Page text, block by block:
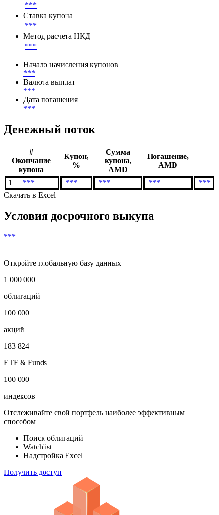
***
Ставка купона
***
Метод расчета НКД
***
Начало начисления купонов
***
Валюта выплат
***
Дата погашения
***
Денежный поток
#
Окончание
купона
Купон,
%
Сумма
купона,
AMD
Погашение,
AMD
1 *** *** *** ***
***
Скачать в Excel
Условия досрочного выкупа
***
Откройте глобальную базу данных
1 000 000
облигаций
100 000
акций
183 824
ETF & Funds
100 000
индексов
Отслеживайте свой портфель наиболее эффективным
способом
Поиск облигаций
Watchlist
Надстройка Excel
Получить доступ